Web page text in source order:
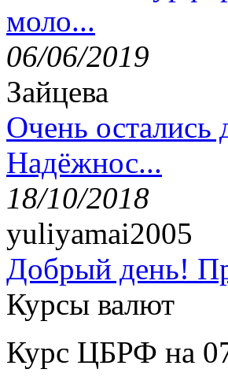
моло...
06/06/2019
Зайцева
Очень остались
Надёжнос...
18/10/2018
yuliyamai2005
Добрый день!
Курсы валют
Курс ЦБРФ на